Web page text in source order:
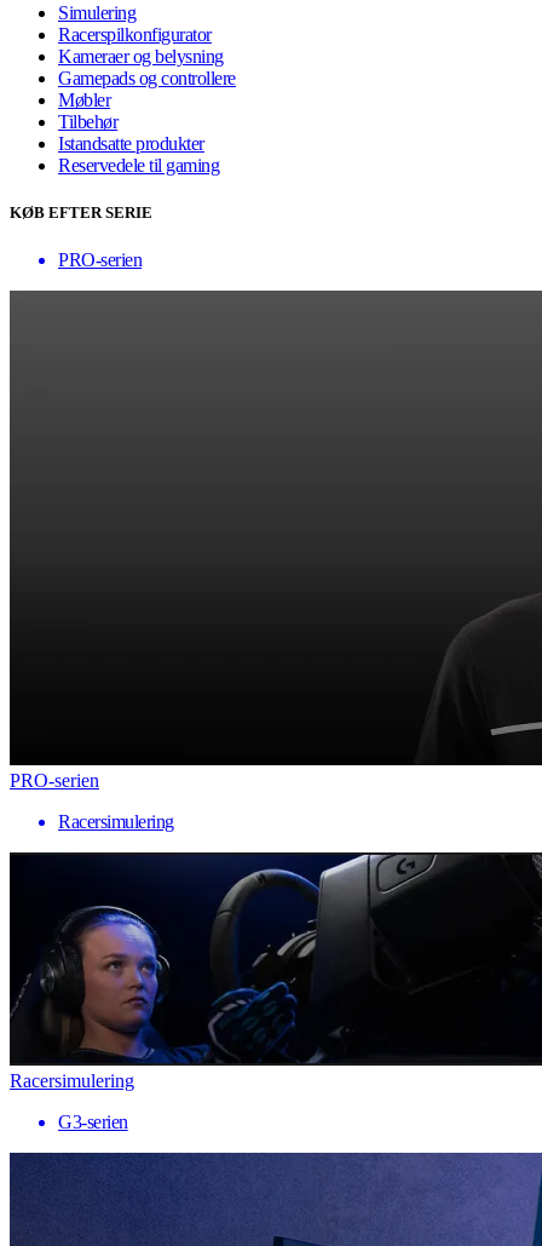
Simulering
Racerspilkonfigurator
Kameraer og belysning
Gamepads og controllere
Møbler
Tilbehør
Istandsatte produkter
Reservedele til gaming
KØB EFTER SERIE
PRO-serien
PRO-serien
Racersimulering
Racersimulering
G3-serien